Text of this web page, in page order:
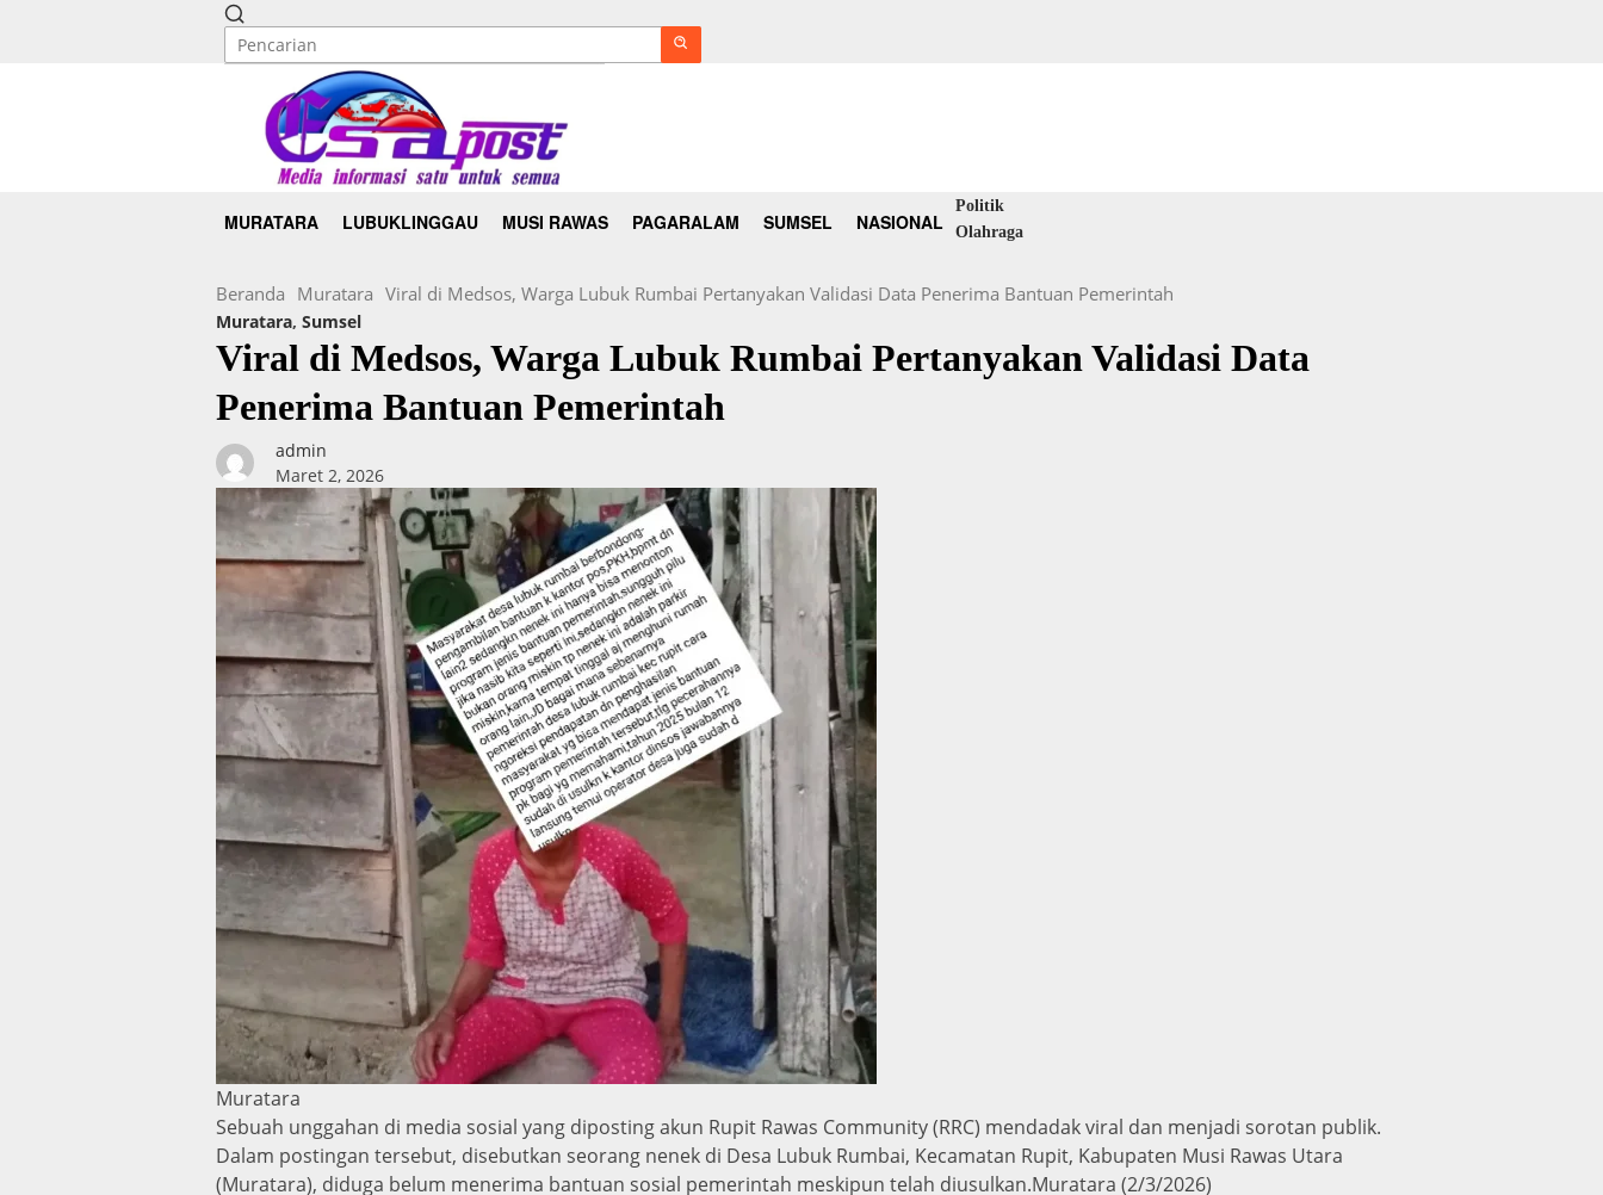
MURATARA LUBUKLINGGAU MUSI RAWAS PAGARALAM SUMSEL NASIONAL
Politik
Olahraga
Beranda Muratara Viral di Medsos, Warga Lubuk Rumbai Pertanyakan Validasi Data Penerima Bantuan Pemerintah
Muratara, Sumsel
Viral di Medsos, Warga Lubuk Rumbai Pertanyakan Validasi Data
Penerima Bantuan Pemerintah
admin
Maret 2, 2026
Muratara
Sebuah unggahan di media sosial yang diposting akun Rupit Rawas Community (RRC) mendadak viral dan menjadi sorotan publik.
Dalam postingan tersebut, disebutkan seorang nenek di Desa Lubuk Rumbai, Kecamatan Rupit, Kabupaten Musi Rawas Utara
(Muratara), diduga belum menerima bantuan sosial pemerintah meskipun telah diusulkan.Muratara (2/3/2026)